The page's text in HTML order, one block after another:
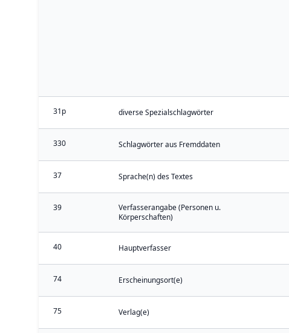
31p diverse Spezialschlagwörter
330 Schlagwörter aus Fremddaten
37 Sprache(n) des Textes
39
Verfasserangabe (Personen u.
Körperschaften)
40 Hauptverfasser
74 Erscheinungsort(e)
75 Verlag(e)